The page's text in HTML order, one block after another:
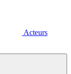
Acteurs